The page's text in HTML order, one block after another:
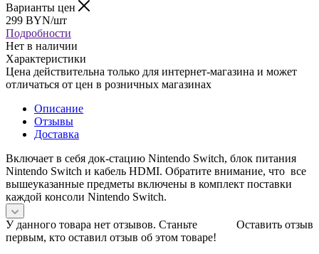
Варианты цен
299 BYN/шт
Подробности
Нет в наличии
Характеристики
Цена действительна только для интернет-магазина и может
отличаться от цен в розничных магазинах
Описание
Отзывы
Доставка
Включает в себя док-стацию Nintendo Switch, блок питания
Nintendo Switch и кабель HDMI. Обратите внимание, что все
вышеуказанные предметы включены в комплект поставки
каждой консоли Nintendo Switch.
Оставить отзыв
У данного товара нет отзывов. Станьте
первым, кто оставил отзыв об этом товаре!